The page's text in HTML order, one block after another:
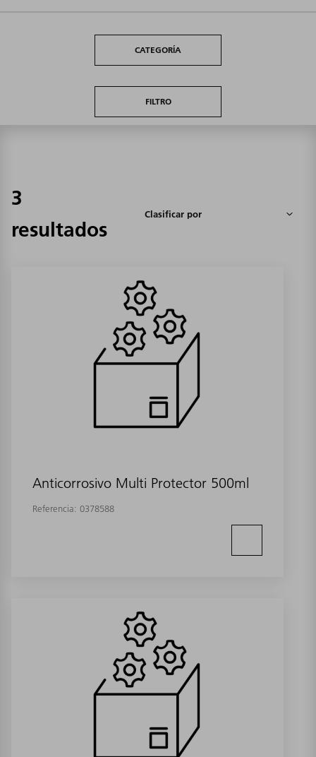
CATEGORÍA
FILTRO
3
resultados
Anticorrosivo Multi Protector 500ml
Referencia: 0378588